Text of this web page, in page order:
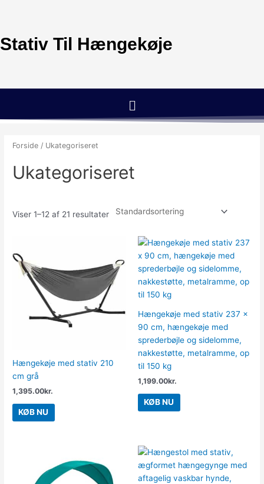
Stativ Til Hængekøje
Menu
Forside / Ukategoriseret
Ukategoriseret
Viser 1–12 af 21 resultater
Hængekøje med stativ 210
cm grå
1,395.00kr.
KØB NU
Hængekøje med stativ 237 x
90 cm, hængekøje med
sprederbøjle og sidelomme,
nakkestøtte, metalramme, op
til 150 kg
1,199.00kr.
KØB NU